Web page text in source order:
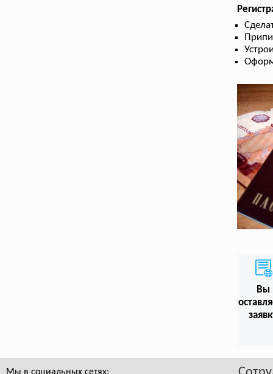
Вы